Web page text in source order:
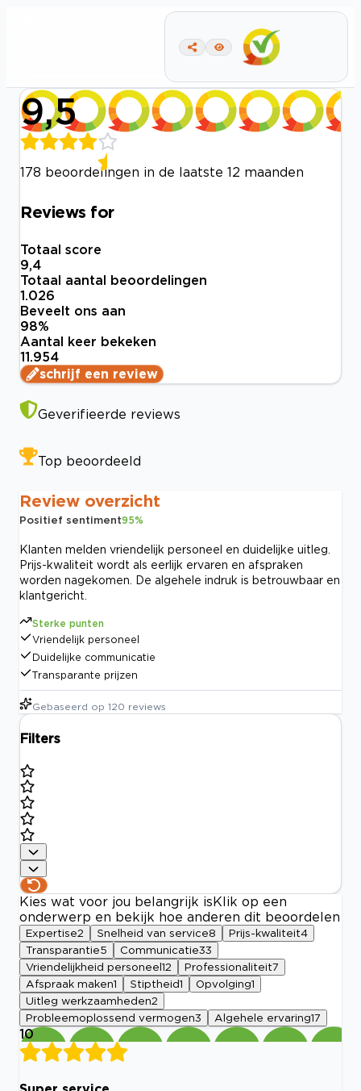
9,5
178 beoordelingen in de laatste 12 maanden
Reviews for
Totaal score
9,4
Totaal aantal beoordelingen
1.026
Beveelt ons aan
98%
Aantal keer bekeken
11.954
schrijf een review
Geverifieerde reviews
Top beoordeeld
Review overzicht
Positief sentiment95%
Klanten melden vriendelijk personeel en duidelijke uitleg.
Prijs-kwaliteit wordt als eerlijk ervaren en afspraken
worden nagekomen. De algehele indruk is betrouwbaar en
klantgericht.
Sterke punten
Vriendelijk personeel
Duidelijke communicatie
Transparante prijzen
Gebaseerd op 120 reviews
Filters
Kies wat voor jou belangrijk is Klik op een
onderwerp en bekijk hoe anderen dit beoordelen
Expertise2 Snelheid van service8 Prijs-kwaliteit4
Transparantie5 Communicatie33
Vriendelijkheid personeel 12 Professionaliteit7
Afspraak maken1 Stiptheid1 Opvolging1
Uitleg werkzaamheden2
Probleemoplossend vermogen3 Algehele ervaring17
10